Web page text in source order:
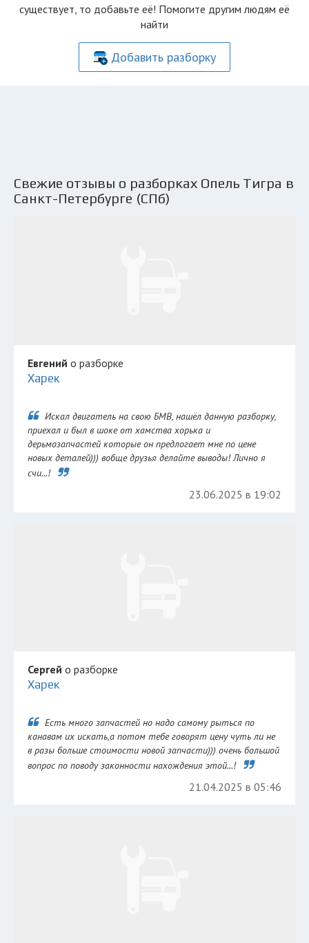
существует, то добавьте её! Помогите другим людям её
найти
Добавить разборку
Свежие отзывы о разборках Опель Тигра в
Санкт-Петербурге (СПб)
Евгений о разборке
Харек
Искал двигатель на свою БМВ, нашёл данную разборку,
приехал и был в шоке от хамства хорька и
дерьмозапчастей которые он предлогает мне по цене
новых деталей))) вобще друзья делайте выводы! Лично я
счи...!
23.06.2025 в 19:02
Сергей о разборке
Харек
Есть много запчастей но надо самому рыться по
канавам их искать,а потом тебе говорят цену чуть ли не
в разы больше стоимости новой запчасти))) очень большой
вопрос по поводу законности нахождения этой...!
21.04.2025 в 05:46